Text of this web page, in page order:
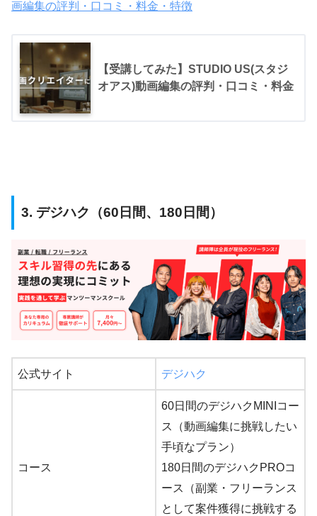
画編集の評判・口コミ・料金・特徴
【受講してみた】STUDIO US(スタジ
オアス)動画編集の評判・口コミ・料金
3. デジハク（60日間、180日間）
公式サイト デジハク
コース
60日間のデジハクMINIコー
ス（動画編集に挑戦したい
手頃なプラン）
180日間のデジハクPROコ
ース（副業・フリーランス
として案件獲得に挑戦する